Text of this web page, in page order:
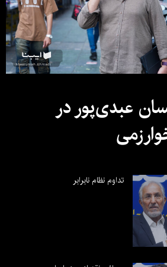
عبدی‌پور در
تداوم نظام نابرابر